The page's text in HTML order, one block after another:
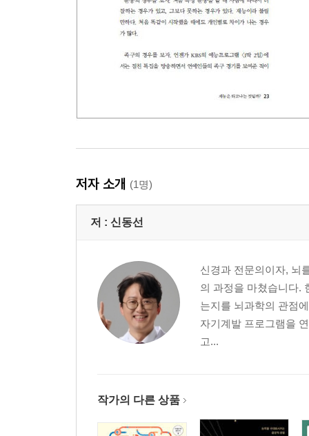
저자 소개 (1명)
저 : 신동선
신경과 전문의이자, 뇌
의 과정을 마쳤습니다.
는지를 뇌과학의 관점
자기계발 프로그램을
고...
작가의 다른 상품